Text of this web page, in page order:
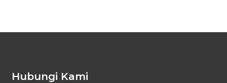
Hubungi Kami